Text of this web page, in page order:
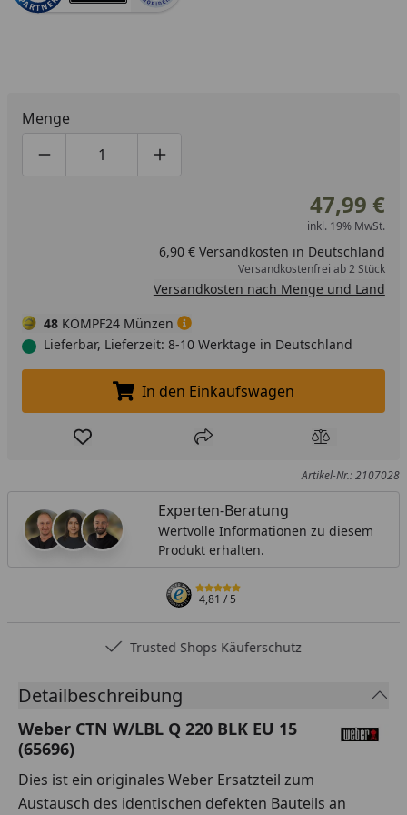
Menge
Produktmenge um eins verringern
Produktmenge manuell eingeben
Produktmenge um eins erhöhen
47,99 €
inkl. 19% MwSt.
6,90 € Versandkosten in Deutschland
Versandkostenfrei ab 2 Stück
Versandkosten nach Menge und Land
48 KÖMPF24 Münzen
Lieferbar, Lieferzeit: 8-10 Werktage in Deutschland
In den Einkaufswagen legen
In den Einkaufswagen
Produkt zur Wunschliste hinzufügen
Teilen Produkt
Artikel-Nr.: 2107028
Experten-Beratung
Wertvolle Informationen zu diesem
Produkt erhalten.
4,81/ 5
Trusted Shops Käuferschutz
Detailbeschreibung
Weber CTN W/LBL Q 220 BLK EU 15
(65696)
Dies ist ein originales Weber Ersatzteil zum
Austausch des identischen defekten Bauteils an